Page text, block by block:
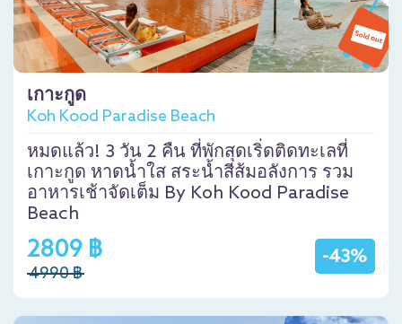
เกาะกูด
Koh Kood Paradise Beach
หมดแล้ว! 3 วัน 2 คืน ที่พักสุดเริ่ดติดทะเลที่
เกาะกูด หาดน้ำใส สระน้ำสีส้มอลังการ รวม
อาหารเช้าจัดเต็ม By Koh Kood Paradise
Beach
-43%
2809 ฿
4990 ฿